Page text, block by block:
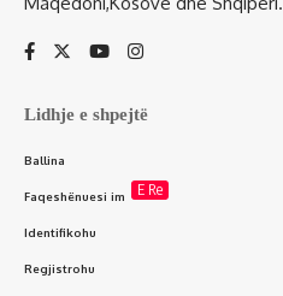
Lidhje e shpejtë
Ballina
Faqeshënuesi im E Re
Identifikohu
Regjistrohu